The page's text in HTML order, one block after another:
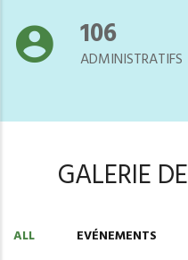
118
ADMINISTRATIFS
GALERIE DE
ALL EVÉNEMENTS